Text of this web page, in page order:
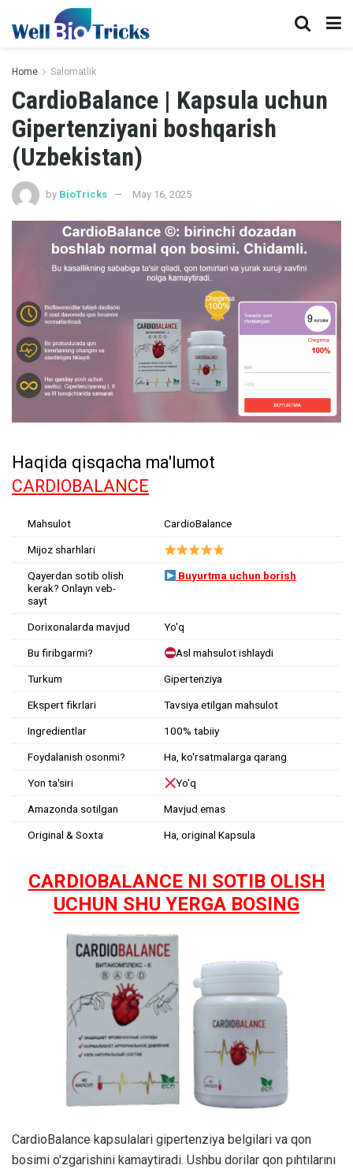
Home Salomatlik
CardioBalance | Kapsula uchun
Gipertenziyani boshqarish
(Uzbekistan)
by BioTricks May 16, 2025
Haqida qisqacha ma'lumot
CARDIOBALANCE
Mahsulot CardioBalance
Mijoz sharhlari
Qayerdan sotib olish
kerak? Onlayn veb-
sayt
Buyurtma uchun borish
Dorixonalarda mavjud Yo'q
Bu firibgarmi? Asl mahsulot ishlaydi
Turkum Gipertenziya
Ekspert fikrlari Tavsiya etilgan mahsulot
Ingredientlar 100% tabiiy
Foydalanish osonmi? Ha, ko'rsatmalarga qarang
Yon ta'siri Yo'q
Amazonda sotilgan Mavjud emas
Original & Soxta Ha, original Kapsula
CARDIOBALANCE NI SOTIB OLISH
UCHUN SHU YERGA BOSING
CardioBalance kapsulalari gipertenziya belgilari va qon
bosimi o'zgarishini kamaytiradi. Ushbu dorilar qon pıhtılarını